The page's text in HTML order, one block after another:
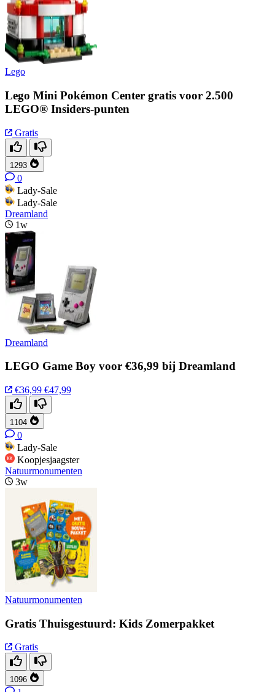
Lego
Lego Mini Pokémon Center gratis voor 2.500
LEGO® Insiders-punten
Gratis
1293
0
Lady-Sale
Lady-Sale
Dreamland
1w
Dreamland
LEGO Game Boy voor €36,99 bij Dreamland
€36,99 €47,99
1104
0
Lady-Sale
Koopjesjaagster
Natuurmonumenten
3w
Natuurmonumenten
Gratis Thuisgestuurd: Kids Zomerpakket
Gratis
1096